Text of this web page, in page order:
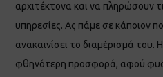
αρχιτέκτονα και να πληρώσουν
υπηρεσίες. Ας πάμε σε κάποιον
ανακαινίσει το διαμέρισμά του.
φθηνότερη προσφορά, αφού